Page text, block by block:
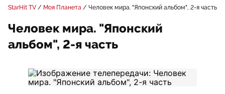
StarHit TV Моя Планета Человек мира. "Японский альбом", 2-я часть
Человек мира. "Японский
альбом", 2-я часть